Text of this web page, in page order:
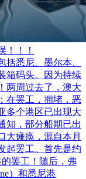
！！！
悉尼、墨尔本、
箱码头。因为持续
两周过去了，澳大
在罢工，拥堵，恶
多个港区已出现大
知，部分船期已出
大瘫痪，源自本月
起罢工。首先是约
的罢工！随后，弗
）和悉尼港